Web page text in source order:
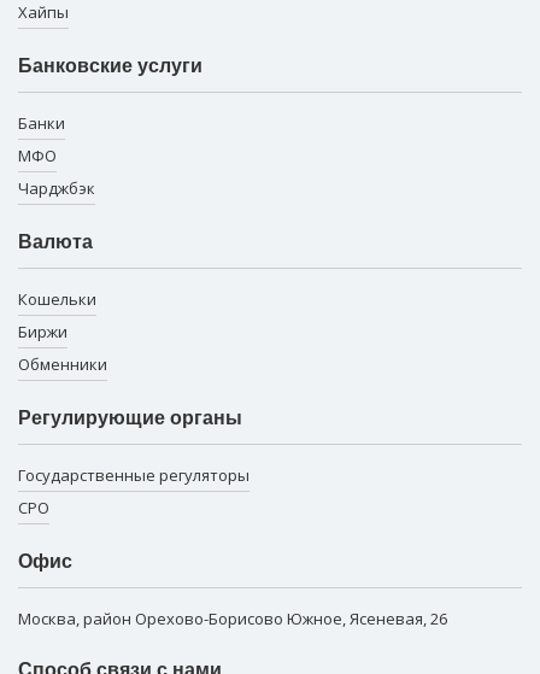
Хайпы
Банковские услуги
Банки
МФО
Чарджбэк
Валюта
Кошельки
Биржи
Обменники
Регулирующие органы
Государственные регуляторы
СРО
Офис
Москва, район Орехово-Борисово Южное, Ясеневая, 26
Способ связи с нами